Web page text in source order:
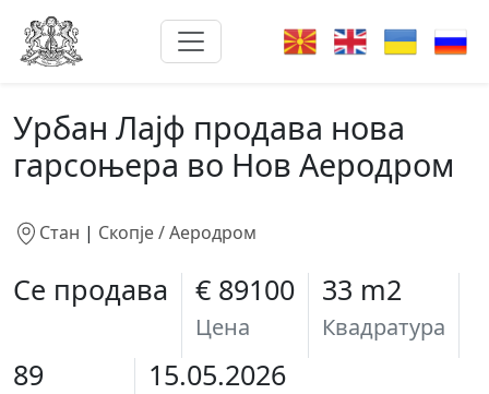
Урбан Лајф продава нова
гарсоњера во Нов Аеродром
Стан | Скопје / Аеродром
Се продава € 89100
Цена
33 m2
Квадратура
89 15.05.2026